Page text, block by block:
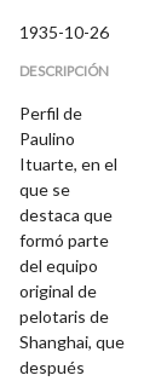
1935-10-26
DESCRIPCIÓN
Perfil de
Paulino
Ituarte, en el
que se
destaca que
formó parte
del equipo
original de
pelotaris de
Shanghai, que
después